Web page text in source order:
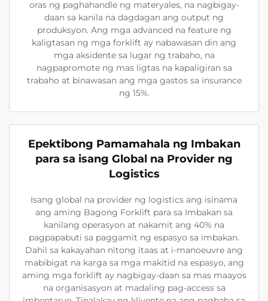
oras ng paghahandle ng materyales, na nagbigay-
daan sa kanila na dagdagan ang output ng
produksyon. Ang mga advanced na feature ng
kaligtasan ng mga forklift ay nabawasan din ang
mga aksidente sa lugar ng trabaho, na
nagpapromote ng mas ligtas na kapaligiran sa
trabaho at binawasan ang mga gastos sa insurance
ng 15%.
Epektibong Pamamahala ng Imbakan
para sa isang Global na Provider ng
Logistics
Isang global na provider ng logistics ang isinama
ang aming Bagong Forklift para sa Imbakan sa
kanilang operasyon at nakamit ang 40% na
pagpapabuti sa paggamit ng espasyo sa imbakan.
Dahil sa kakayahan nitong itaas at i-manoeuvre ang
mabibigat na karga sa mga makitid na espasyo, ang
aming mga forklift ay nagbigay-daan sa mas maayos
na organisasyon at madaling pag-access sa